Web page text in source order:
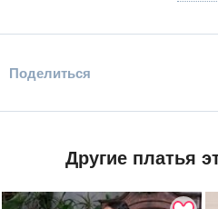
Поделиться
Другие платья